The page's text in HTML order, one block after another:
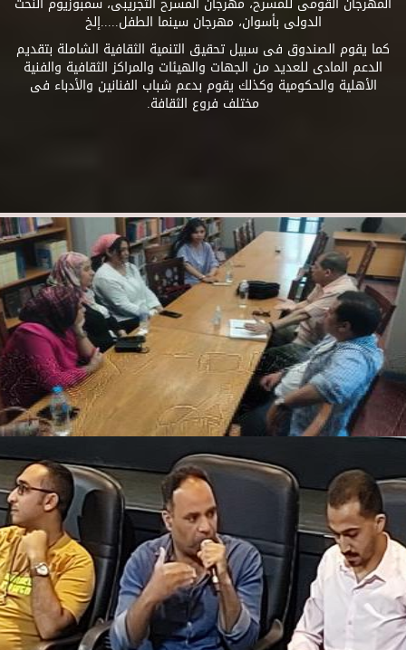
الدولى بأسوان، مهرجان سينما الطفل.....إلخ
كما يقوم الصندوق فى سبيل تحقيق التنمية الثقافية الشاملة بتقديم
الدعم المادى للعديد من الجهات والهيئات والمراكز الثقافية والفنية
الأهلية والحكومية وكذلك يقوم بدعم شباب الفنانين والأدباء فى
مختلف فروع الثقافة.